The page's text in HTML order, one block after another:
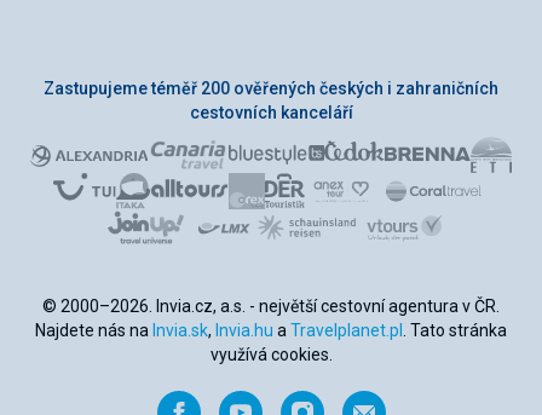
Zastupujeme téměř 200 ověřených českých i zahraničních
cestovních kanceláří
© 2000–2026. Invia.cz, a.s. - největší cestovní agentura v ČR.
Najdete nás na Invia.sk, Invia.hu a Travelplanet.pl
. Tato stránka
využívá cookies.